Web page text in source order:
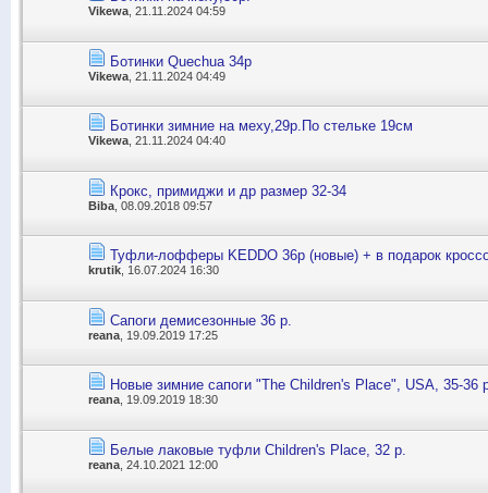
Vikewa , 21.11.2024 04:59
Ботинки Quechua 34р
Vikewa , 21.11.2024 04:49
Ботинки зимние на меху,29р.По стельке 19см
Vikewa , 21.11.2024 04:40
Крокс, примиджи и др размер 32-34
Biba , 08.09.2018 09:57
Туфли-лофферы KEDDO 36р (новые) + в подарок
krutik , 16.07.2024 16:30
Сапоги демисезонные 36 р.
reana , 19.09.2019 17:25
Новые зимние сапоги "The Children's Place", USA, 35-36
reana , 19.09.2019 18:30
Белые лаковые туфли Children's Place, 32 р.
reana , 24.10.2021 12:00